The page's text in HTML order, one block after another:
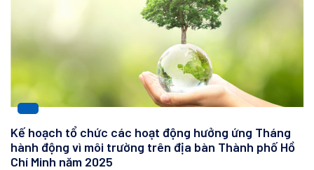
Kế hoạch tổ chức các hoạt động hưởng ứng Tháng
hành động vì môi trường trên địa bàn Thành phố Hồ
Chí Minh năm 2025